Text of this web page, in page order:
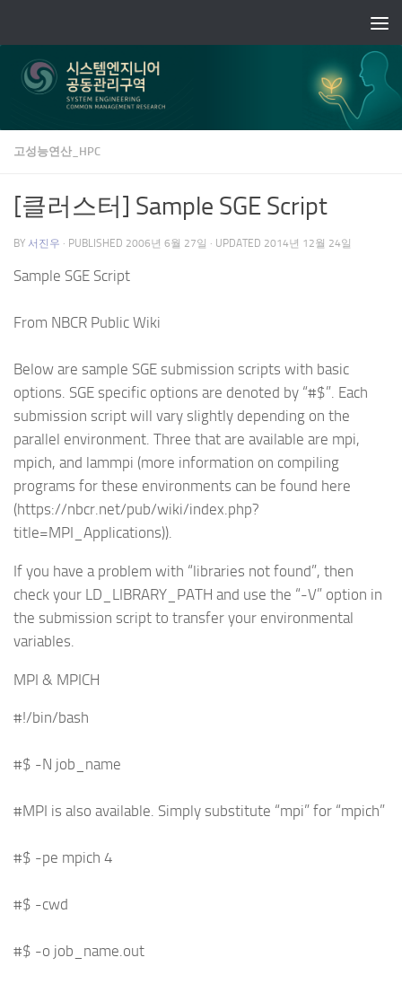
고성능연산_HPC
[클러스터] Sample SGE Script
BY 서진우 · PUBLISHED 2006년 6월 27일 · UPDATED 2014년 12월 24일
Sample SGE Script
From NBCR Public Wiki
Below are sample SGE submission scripts with basic
options. SGE specific options are denoted by “#$”. Each
submission script will vary slightly depending on the
parallel environment. Three that are available are mpi,
mpich, and lammpi (more information on compiling
programs for these environments can be found here
(https://nbcr.net/pub/wiki/index.php?
title=MPI_Applications)).
If you have a problem with “libraries not found”, then
check your LD_LIBRARY_PATH and use the “-V” option in
the submission script to transfer your environmental
variables.
MPI & MPICH
#!/bin/bash
#$ -N job_name
#MPI is also available. Simply substitute “mpi” for “mpich”
#$ -pe mpich 4
#$ -cwd
#$ -o job_name.out